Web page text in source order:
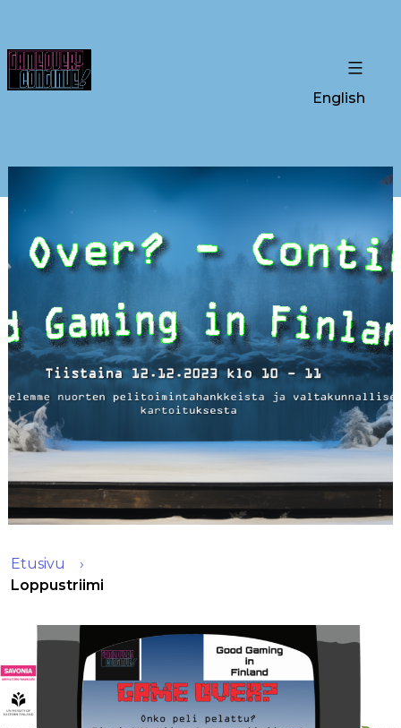
English
Etusivu
Loppustriimi